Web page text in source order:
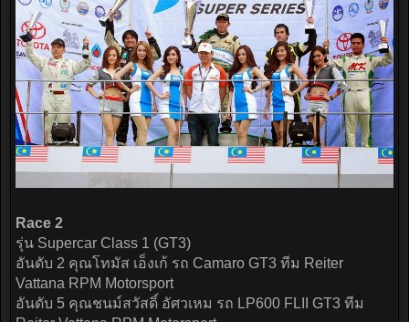
Race 2
รุ่น Supercar Class 1 (GT3)
อันดับ 2 คุณโทมัส เอ็งเก้ รถ Camaro GT3 ทีม Reiter
Vattana RPM Motorsport
อันดับ 5 คุณชนม์สวัสดิ์ อัศวเหม รถ LP600 FLII GT3 ทีม